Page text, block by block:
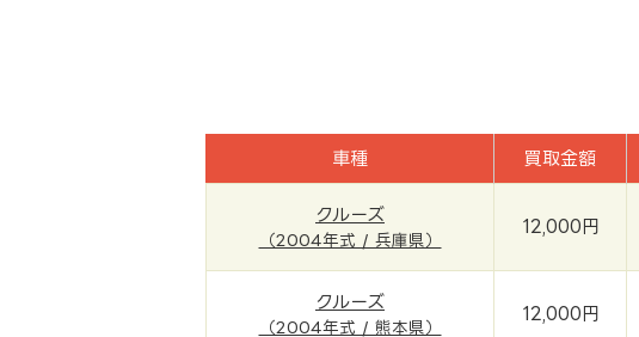
車種 買取金額
クルーズ
（2004年式 / 兵庫県）
12,000円
クルーズ
（2004年式 / 熊本県）
12,000円